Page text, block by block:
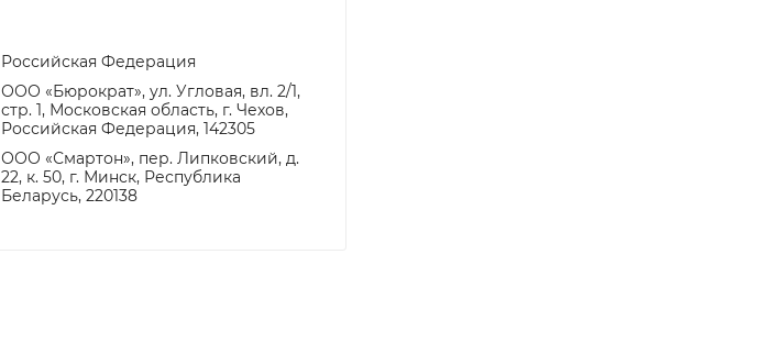
Российская Федерация
ООО «Бюрократ», ул. Угловая, вл. 2/1,
стр. 1, Московская область, г. Чехов,
Российская Федерация, 142305
ООО «Смартон», пер. Липковский, д.
22, к. 50, г. Минск, Республика
Беларусь, 220138